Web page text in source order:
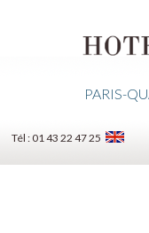
PARIS-
Tél : 01 43 22 47 25